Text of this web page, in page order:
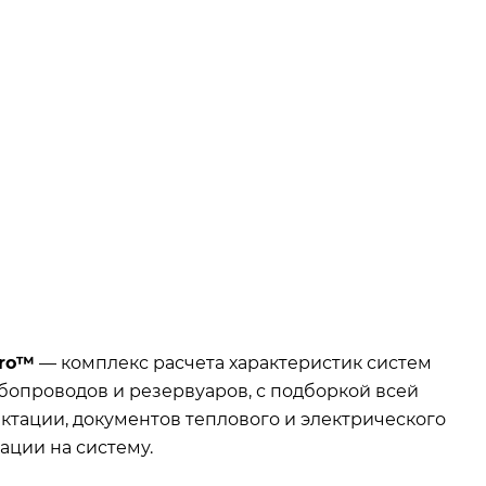
— комплекс расчета характеристик систем
и резервуаров, с подборкой всей
документов теплового и электрического
на систему.